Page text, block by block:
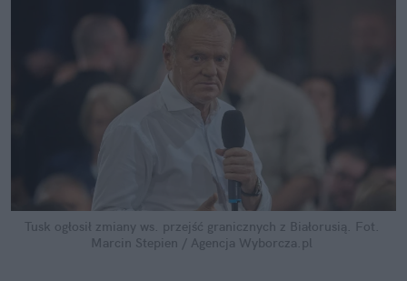
Tusk ogłosił zmiany ws. przejść granicznych z Białorusią. Fot.
Marcin Stepien / Agencja Wyborcza.pl